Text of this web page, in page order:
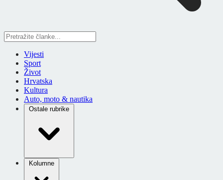
Vijesti
Sport
Život
Hrvatska
Kultura
Auto, moto & nautika
Ostale rubrike
Kolumne